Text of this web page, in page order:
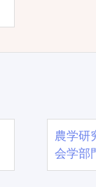
農学
会学部